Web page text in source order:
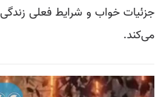
جزئیات خواب و شرایط فعلی
می‌کند.